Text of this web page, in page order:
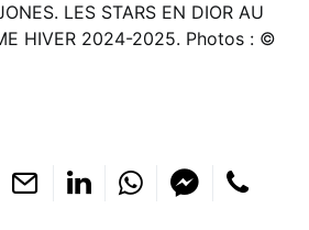
LES STARS EN DIOR AU
HIVER 2024-2025. Photos : ©